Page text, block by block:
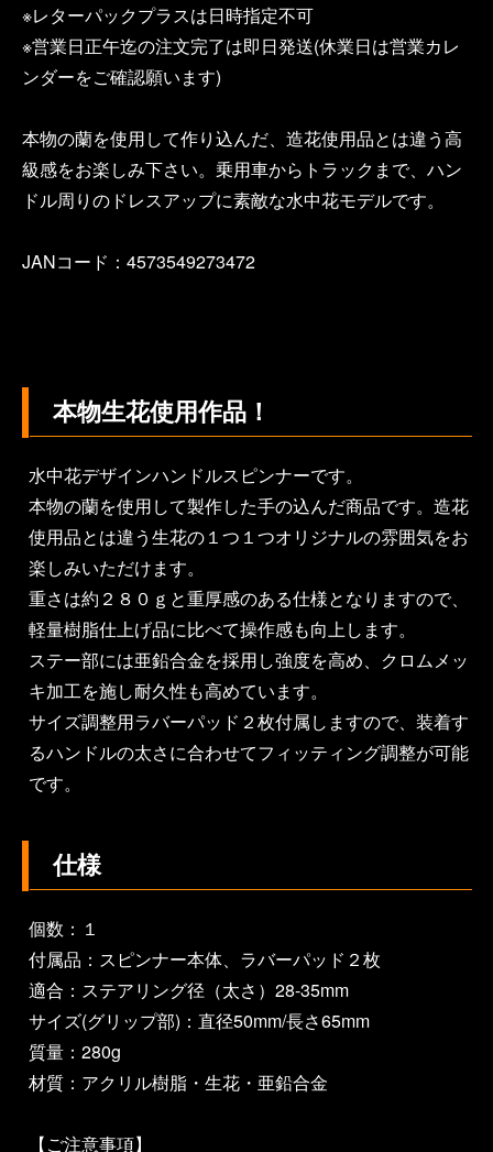
※レターパックプラスは日時指定不可
※営業日正午迄の注文完了は即日発送(休業日は営業カレ
ンダーをご確認願います)
本物の蘭を使用して作り込んだ、造花使用品とは違う高
級感をお楽しみ下さい。乗用車からトラックまで、ハン
ドル周りのドレスアップに素敵な水中花モデルです。
JANコード：4573549273472
本物生花使用作品！
水中花デザインハンドルスピンナーです。
本物の蘭を使用して製作した手の込んだ商品です。造花
使用品とは違う生花の１つ１つオリジナルの雰囲気をお
楽しみいただけます。
重さは約２８０ｇと重厚感のある仕様となりますので、
軽量樹脂仕上げ品に比べて操作感も向上します。
ステー部には亜鉛合金を採用し強度を高め、クロムメッ
キ加工を施し耐久性も高めています。
サイズ調整用ラバーパッド２枚付属しますので、装着す
るハンドルの太さに合わせてフィッティング調整が可能
です。
仕様
個数：１
付属品：スピンナー本体、ラバーパッド２枚
適合：ステアリング径（太さ）28-35mm
サイズ(グリップ部)：直径50mm/長さ65mm
質量：280g
材質：アクリル樹脂・生花・亜鉛合金
【ご注意事項】